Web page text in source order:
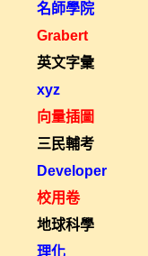
名師學院
Grabert
英文字彙
xyz
向量插圖
三民輔考
Developer
校用卷
地球科學
理化